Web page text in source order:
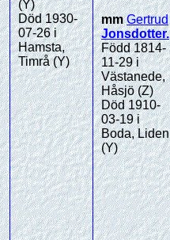
(Y)
Död 1930-
07-26 i
Hamsta,
Timrå (Y)
mmGertrud
Jonsdotter.
Född 1814-
11-29 i
Västanede,
Håsjö (Z)
Död 1910-
03-19 i
Boda, Liden
(Y)